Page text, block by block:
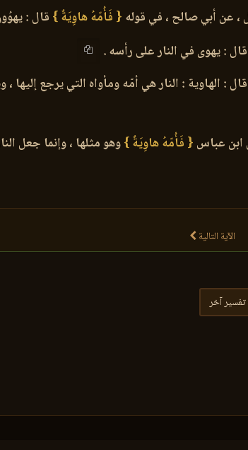
، عن أبي صالح ، في قوله { فَأُمّهُ هاوِيَةٌ } قال :
قال : يهوى في النار على رأسه .
قال : الهاوية : النار هي أمّه ومأواه التي يرجع إليها ،
ابن عباس { فَأُمّهُ هاوِيَةٌ }وهو مثلها ، وإنما جعل
الآية التالية
تفسير آخر